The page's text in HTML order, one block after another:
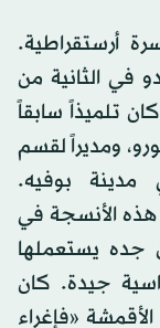
لأسرة أرستقراطية.
في الثانية من
تلميذاً سابقاً
ومديراً لقسم
مدينة بوفيه.
هذه الأنسجة في
جده يستعملها
جيدة. كان
«فإغراء